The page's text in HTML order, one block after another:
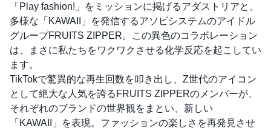
「Play fashion!」をミッションに掲げるアダストリアと、
多様な「KAWAII」を発信するアソビシステムのアイドル
グループFRUITS ZIPPER。この異色のコラボレーション
は、まさに私たちをワクワクさせる化学反応を起こしてい
ます。
TikTokで驚異的な再生回数を叩き出し、Z世代のアイコン
として絶大な人気を誇るFRUITS ZIPPERのメンバーが、
それぞれのブランドの世界観をまとい、新しい
「KAWAII」を表現。ファッションの楽しさを再発見させ